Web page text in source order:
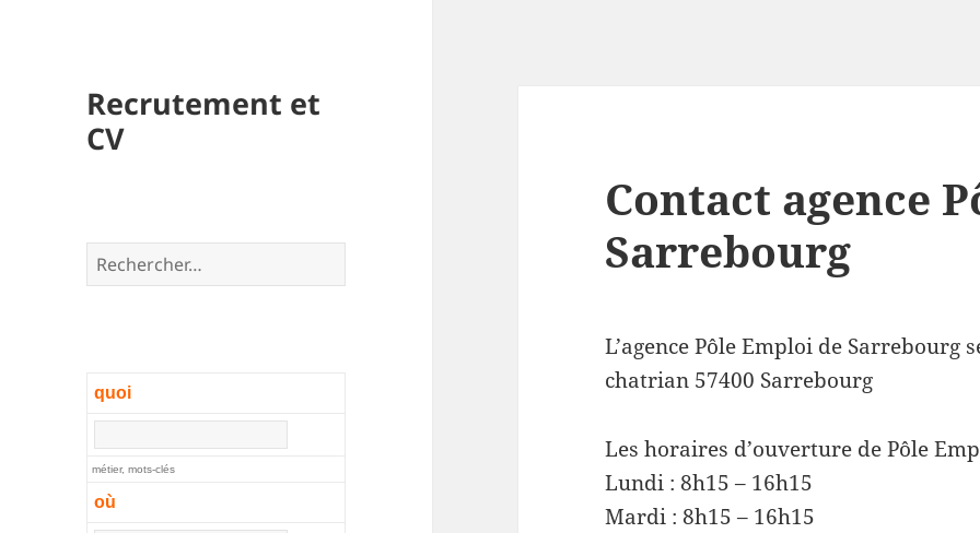
Recrutement et
CV
Rechercher :
quoi
métier, mots-clés
où
Contact agence
Sarrebourg
L’agence Pôle Emploi de
chatrian 57400 Sarrebourg
Les horaires d’ouverture de Pôle
Lundi : 8h15 – 16h15
Mardi : 8h15 – 16h15